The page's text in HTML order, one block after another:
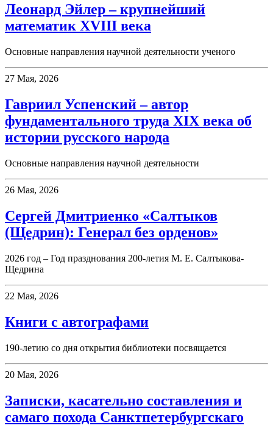
Леонард Эйлер – крупнейший
математик XVIII века
Основные направления научной деятельности ученого
27 Мая, 2026
Гавриил Успенский – автор
фундаментального труда XIX века об
истории русского народа
Основные направления научной деятельности
26 Мая, 2026
Сергей Дмитриенко «Салтыков
(Щедрин): Генерал без орденов»
2026 год – Год празднования 200-летия М. Е. Салтыкова-
Щедрина
22 Мая, 2026
Книги с автографами
190-летию со дня открытия библиотеки посвящается
20 Мая, 2026
Записки, касательно составления и
самаго похода Санктпетербургскаго